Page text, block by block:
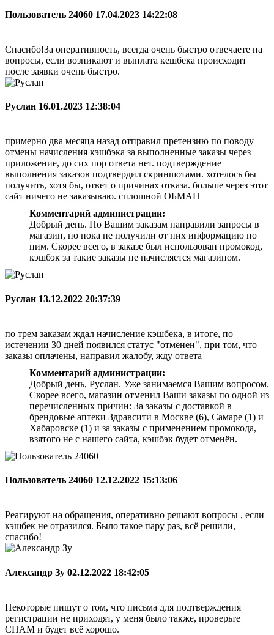
Пользователь 24060 17.04.2023 14:22:08
Спасибо!За оперативность, всегда очень быстро отвечаете на
вопросы, если возникают и выплата кешбека происходит
после заявки очень быстро.
Руслан 16.01.2023 12:38:04
примерно два месяца назад отправил претензию по поводу
отмены начисления кэшбэка за выполненные заказы через
приложение, до сих пор ответа нет. подтверждение
выполнения заказов подтвердил скриншотами. хотелось бы
получить, хотя бы, ответ о причинах отказа. больше через этот
сайт ничего не заказываю. сплошной ОБМАН
Комментарий администрации:
Добрый день. По Вашим заказам направили запросы в
магазин, но пока не получили от них информацию по
ним. Скорее всего, в заказе был использован промокод,
кэшбэк за такие заказы не начисляется магазином.
Руслан 13.12.2022 20:37:39
по трем заказам ждал начисление кэшбека, в итоге, по
истечении 30 дней появился статус "отменен", при том, что
заказы оплачены, направил жалобу, жду ответа
Комментарий администрации:
Добрый день, Руслан. Уже занимаемся Вашим вопросом.
Скорее всего, магазин отменил Ваши заказы по одной из
перечисленных причин: За заказы с доставкой в
брендовые аптеки Здравсити в Москве (6), Самаре (1) и
Хабаровске (1) и за заказы с применением промокода,
взятого не с нашего сайта, кэшбэк будет отменён.
Пользователь 24060 12.12.2022 15:13:06
Реагируют на обращения, оперативно решают вопросы , если
кэшбек не отразился. Было такое пару раз, всё решили,
спасибо!
Александр Зу 02.12.2022 18:42:05
Некоторые пишут о том, что письма для подтверждения
регистрации не приходят, у меня было также, проверьте
СПАМ и будет всё хорошо.